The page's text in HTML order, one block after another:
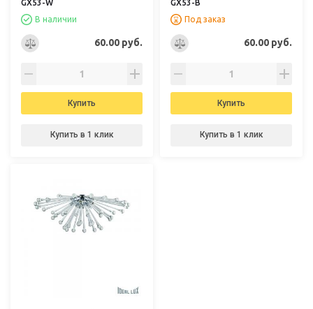
GX53-W
В наличии
60.00 руб.
Купить
Купить в 1 клик
GX53-B
Под заказ
60.00 руб.
Купить
Купить в 1 клик